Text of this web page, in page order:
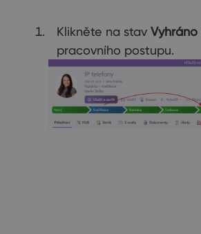
Klikněte na stav Vyhráno
pracovního postupu.